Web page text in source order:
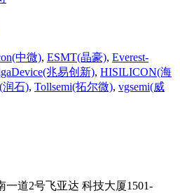
中微), ESMT(晶豪), Everest-
兆易创新), HISILICON(海
润石), Tollsemi(拓尔微), vgsemi(威
一道2号飞亚达 科技大厦1501-